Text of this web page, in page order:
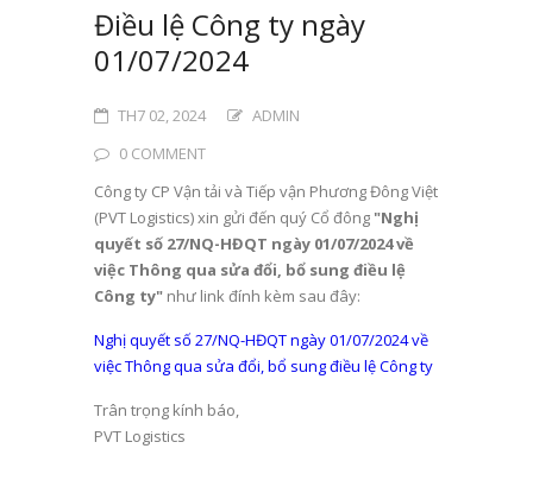
Điều lệ Công ty ngày
01/07/2024
TH7 02, 2024
ADMIN
0 COMMENT
Công ty CP Vận tải và Tiếp vận Phương Đông Việt
(PVT Logistics) xin gửi đến quý Cổ đông "Nghị
quyết số 27/NQ-HĐQT ngày 01/07/2024 về
việc Thông qua sửa đổi, bổ sung điều lệ
Công ty​" như link đính kèm sau đây:
Nghị quyết số 27/NQ-HĐQT ngày 01/07/2024 về
việc Thông qua sửa đổi, bổ sung điều lệ Công ty
Trân trọng kính báo,
PVT Logistics